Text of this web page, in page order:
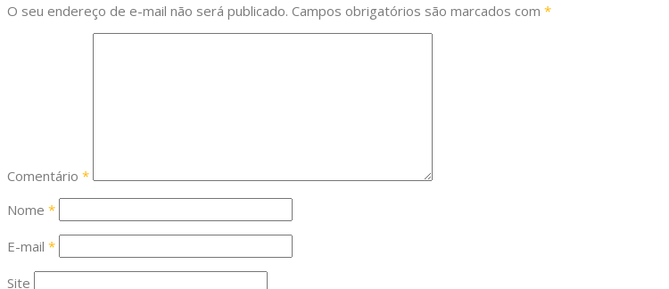
O seu endereço de e-mail não será publicado. Campos obrigatórios são marcados com *
Comentário *
Nome *
E-mail *
Site